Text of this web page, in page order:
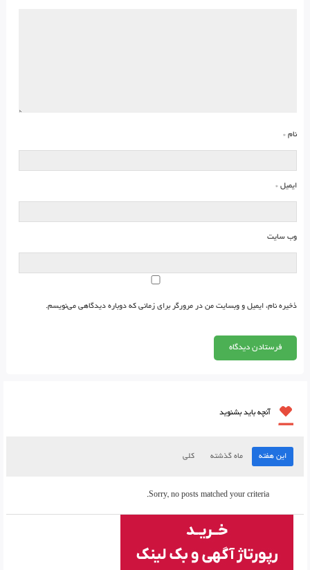
نام *
ایمیل *
وب‌ سایت
ذخیره نام، ایمیل و وبسایت من در مرورگر برای زمانی که دوباره دیدگاهی می‌نویسم.
آنچه باید بشنوید
این هفته ماه گذشته کلی
Sorry, no posts matched your criteria.